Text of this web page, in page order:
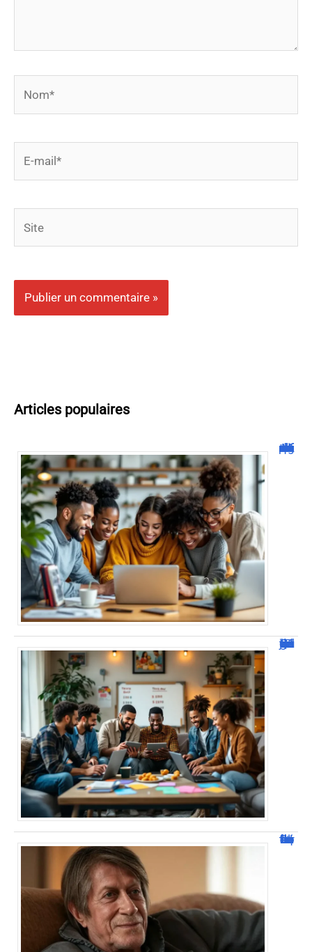
Articles populaires
Malgrim com : tout ce que vous devez savoir sur la plateforme !
JetPunk : Quiz et jeux de culture générale
Jacques Dutronc fortune : estimation et sources de richesse !